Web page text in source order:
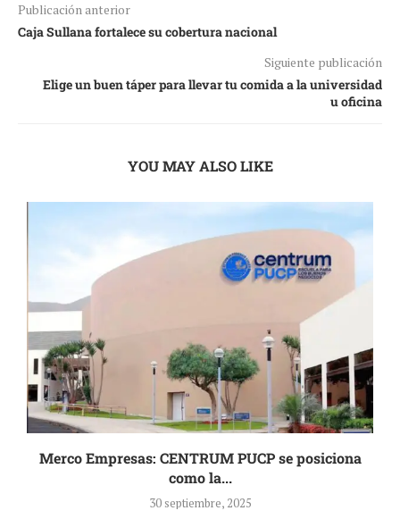
Publicación anterior
Caja Sullana fortalece su cobertura nacional
Siguiente publicación
Elige un buen táper para llevar tu comida a la universidad
u oficina
YOU MAY ALSO LIKE
Merco Empresas: CENTRUM PUCP se posiciona
como la...
30 septiembre, 2025